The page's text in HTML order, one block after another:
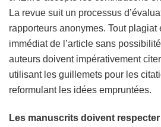
La revue suit un processus
rapporteurs anonymes. Tout plagiat
immédiat de l’article sans
auteurs doivent impérativement
utilisant les guillemets pour les
reformulant les idées empruntées.
Les manuscrits doivent